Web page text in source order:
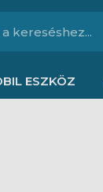
ESZKÖZ